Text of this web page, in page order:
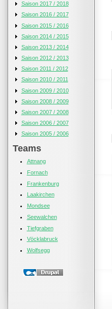
Saison 2017 / 2018
Saison 2016 / 2017
Saison 2015 / 2016
Saison 2014 / 2015
Saison 2013 / 2014
Saison 2012 / 2013
Saison 2011 / 2012
Saison 2010 / 2011
Saison 2009 / 2010
Saison 2008 / 2009
Saison 2007 / 2008
Saison 2006 / 2007
Saison 2005 / 2006
Teams
Attnang
Fornach
Frankenburg
Laakirchen
Mondsee
Seewalchen
Tiefgraben
Vöcklabruck
Wolfsegg